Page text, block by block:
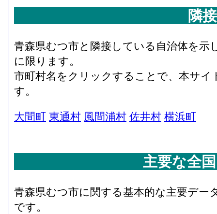
隣
青森県むつ市と隣接している自治体を
に限ります。
市町村名をクリックすることで、本サ
す。
大間町 東通村 風間浦村 佐井村 横浜町
主要な全
青森県むつ市に関する基本的な主要デ
です。